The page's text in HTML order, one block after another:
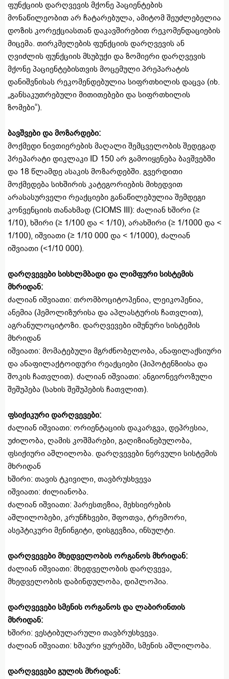
ფუნქციის დარღვევის მქონე პაციენტების
მონაწილეობით არ ჩატარებულა, ამიტომ შეუძლებელია
დოზის კორექციასთან დაკავშირებით რეკომენდაციების
მიცემა. თირკმელების ფუნქციის დარღვევის ან
ღვიძლის ფუნქციის მსუბუქი და ზომიერი დარღვევის
მქონე პაციენტებისთვის მოცემული პრეპარატის
დანიშვნისას რეკომენდებულია სიფრთხილის დაცვა (იხ.
„განსაკუთრებული მითითებები და სიფრთხილის
ზომები“).
ბავშვები და მოზარდები:
მოქმედი ნივთიერების მაღალი შემცველობის შედეგად
პრეპარატი დიკლაკი ID 150 არ გამოიყენება ბავშვებში
და 18 წლამდე ასაკის მოზარდებში. გვერდითი
მოქმედება სიხშირის კატეგორიების მიხედვით
არასასურველი რეაქციები განაწილებულია შემდეგი
კონვენციის თანახმად (CIOMS III): ძალიან ხშირი (≥
1/10), ხშირი (≥ 1/100 და < 1/10), არახშირი (≥ 1/1000 და <
1/100), იშვიათი (≥ 1/10 000 და < 1/1000), ძალიან
იშვიათი (<1/10 000).
დარღვევები სისხლმბადი და ლიმფური სისტემის
მხრიდან:
ძალიან იშვიათი: თრომბოციტოპენია, ლეიკოპენია,
ანემია (ჰემოლიზურისა და აპლასტურის ჩათვლით),
აგრანულოციტოზი. დარღვევები იმუნური სისტემის
მხრიდან
იშვიათი: მომატებული მგრძნობელობა, ანაფილაქსიური
და ანაფილაქტოიდური რეაქციები (ჰიპოტენზიისა და
შოკის ჩათვლით). ძალიან იშვიათი: ანგიონევროზული
შეშუპება (სახის შეშუპების ჩათვლით).
ფსიქიკური დარღვევები:
ძალიან იშვიათი: ორიენტაციის დაკარგვა, დეპრესია,
უძილობა, ღამის კოშმარები, გაღიზიანებულობა,
ფსიქიური აშლილობა. დარღვევები ნერვული სისტემის
მხრიდან
ხშირი: თავის ტკივილი, თავბრუსხვევა
იშვიათი: ძილიანობა.
ძალიან იშვიათი: პარესთეზია, მეხსიერების
აშლილობები, კრუნჩხვები, შფოთვა, ტრემორი,
ასეპტიკური მენინგიტი, დისგევზია, ინსულტი.
დარღვევები მხედველობის ორგანოს მხრიდან:
ძალიან იშვიათი: მხედველობის დარღვევა,
მხედველობის დაბინდულობა, დიპლოპია.
დარღვევები სმენის ორგანოს და ლაბირინთის
მხრიდან:
ხშირი: ვესტიბულარული თავბრუსხვევა.
ძალიან იშვიათი: ხმაური ყურებში, სმენის აშლილობა.
დარღვევები გულის მხრიდან: